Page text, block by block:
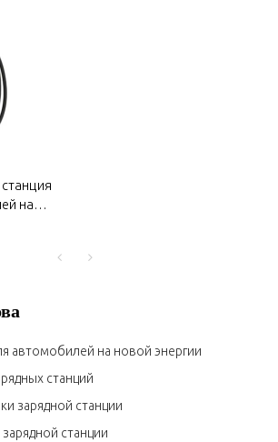
на
для
автомобилей на новой энергии
станций
зарядной станции
станции